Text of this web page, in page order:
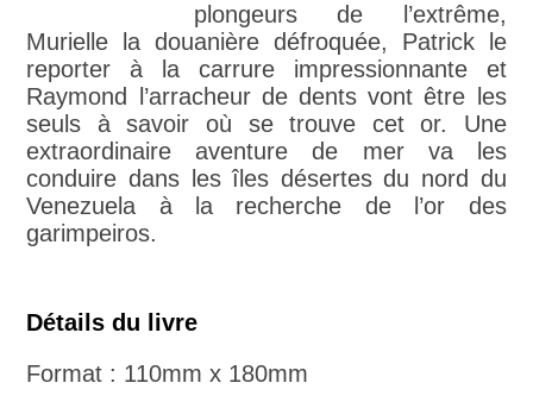
plongeurs de l’extrême,
Murielle la douanière défroquée, Patrick le
reporter à la carrure impressionnante et
Raymond l’arracheur de dents vont être les
seuls à savoir où se trouve cet or. Une
extraordinaire aventure de mer va les
conduire dans les îles désertes du nord du
Venezuela à la recherche de l’or des
garimpeiros.
Détails du livre
Format : 110mm x 180mm